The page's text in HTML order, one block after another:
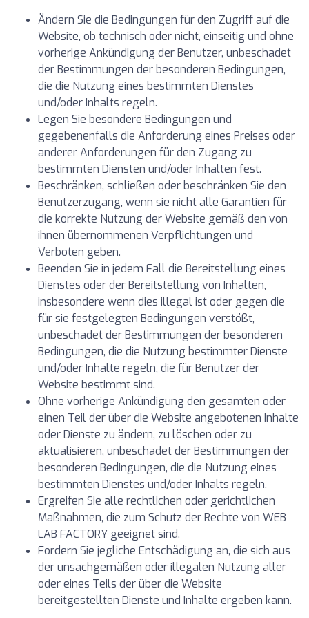
Ändern Sie die Bedingungen für den Zugriff auf die
Website, ob technisch oder nicht, einseitig und ohne
vorherige Ankündigung der Benutzer, unbeschadet
der Bestimmungen der besonderen Bedingungen,
die die Nutzung eines bestimmten Dienstes
und/oder Inhalts regeln.
Legen Sie besondere Bedingungen und
gegebenenfalls die Anforderung eines Preises oder
anderer Anforderungen für den Zugang zu
bestimmten Diensten und/oder Inhalten fest.
Beschränken, schließen oder beschränken Sie den
Benutzerzugang, wenn sie nicht alle Garantien für
die korrekte Nutzung der Website gemäß den von
ihnen übernommenen Verpflichtungen und
Verboten geben.
Beenden Sie in jedem Fall die Bereitstellung eines
Dienstes oder der Bereitstellung von Inhalten,
insbesondere wenn dies illegal ist oder gegen die
für sie festgelegten Bedingungen verstößt,
unbeschadet der Bestimmungen der besonderen
Bedingungen, die die Nutzung bestimmter Dienste
und/oder Inhalte regeln, die für Benutzer der
Website bestimmt sind.
Ohne vorherige Ankündigung den gesamten oder
einen Teil der über die Website angebotenen Inhalte
oder Dienste zu ändern, zu löschen oder zu
aktualisieren, unbeschadet der Bestimmungen der
besonderen Bedingungen, die die Nutzung eines
bestimmten Dienstes und/oder Inhalts regeln.
Ergreifen Sie alle rechtlichen oder gerichtlichen
Maßnahmen, die zum Schutz der Rechte von WEB
LAB FACTORY geeignet sind.
Fordern Sie jegliche Entschädigung an, die sich aus
der unsachgemäßen oder illegalen Nutzung aller
oder eines Teils der über die Website
bereitgestellten Dienste und Inhalte ergeben kann.